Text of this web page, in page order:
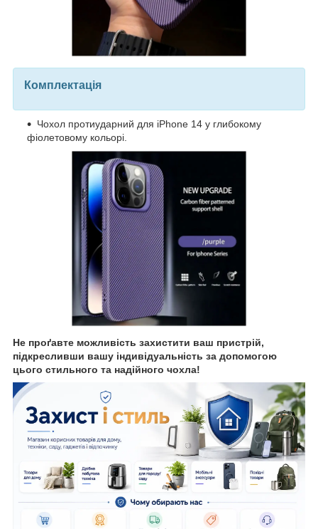
Комплектація
Чохол протиударний для iPhone 14 у глибокому
фіолетовому кольорі.
Не проґавте можливість захистити ваш пристрій,
підкресливши вашу індивідуальність за допомогою
цього стильного та надійного чохла!